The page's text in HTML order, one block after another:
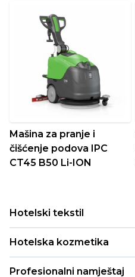
Hotelski tekstil
Jastuci i jorgani
Hotelska kozmetika
Profesionalni namještaj
Mašina za pranje i
čišćenje podova IPC
CT45 B50 Li-ION